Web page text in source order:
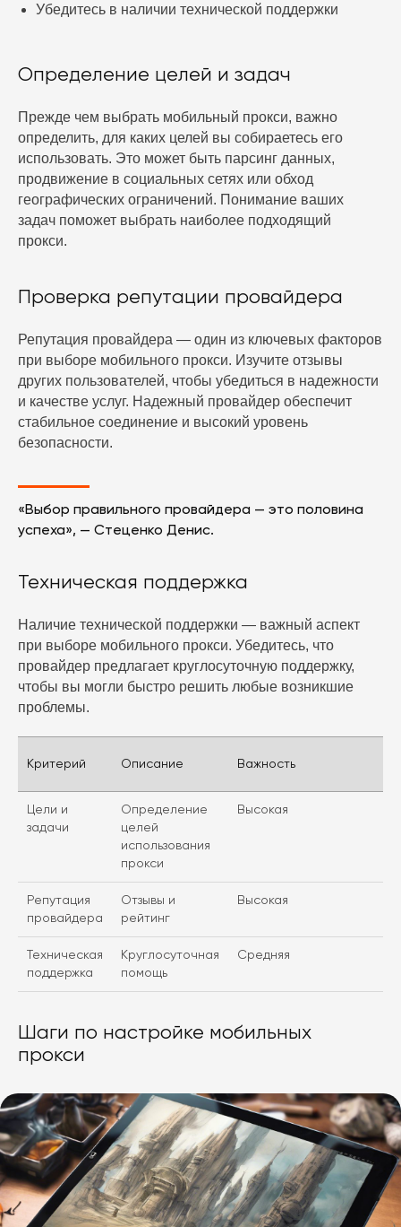
Убедитесь в наличии технической поддержки
Определение целей и задач
Прежде чем выбрать мобильный прокси, важно
определить, для каких целей вы собираетесь его
использовать. Это может быть парсинг данных,
продвижение в социальных сетях или обход
географических ограничений. Понимание ваших
задач поможет выбрать наиболее подходящий
прокси.
Проверка репутации провайдера
Репутация провайдера — один из ключевых факторов
при выборе мобильного прокси. Изучите отзывы
других пользователей, чтобы убедиться в надежности
и качестве услуг. Надежный провайдер обеспечит
стабильное соединение и высокий уровень
безопасности.
«Выбор правильного провайдера — это половина
успеха», — Стеценко Денис.
Техническая поддержка
Наличие технической поддержки — важный аспект
при выборе мобильного прокси. Убедитесь, что
провайдер предлагает круглосуточную поддержку,
чтобы вы могли быстро решить любые возникшие
проблемы.
Критерий Описание Важность
Цели и
задачи
Определение
целей
использования
прокси
Высокая
Репутация
провайдера
Отзывы и
рейтинг
Высокая
Техническая
поддержка
Круглосуточная
помощь
Средняя
Шаги по настройке мобильных
прокси